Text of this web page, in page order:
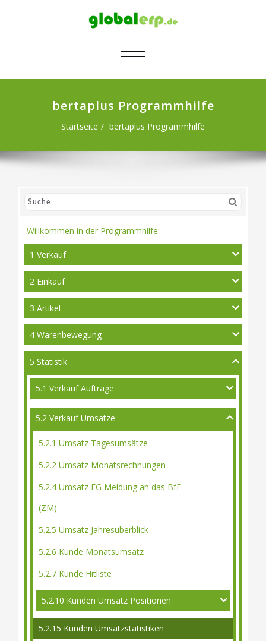
SCHALTE NAVIGATION
bertaplus Programmhilfe
Startseite bertaplus Programmhilfe
Willkommen in der Programmhilfe
1 Verkauf
2 Einkauf
3 Artikel
4 Warenbewegung
5 Statistik
5.1 Verkauf Aufträge
5.2 Verkauf Umsätze
5.2.1 Umsatz Tagesumsätze
5.2.2 Umsatz Monatsrechnungen
5.2.4 Umsatz EG Meldung an das BfF
(ZM)
5.2.5 Umsatz Jahresüberblick
5.2.6 Kunde Monatsumsatz
5.2.7 Kunde Hitliste
5.2.10 Kunden Umsatz Positionen
5.2.15 Kunden Umsatzstatistiken